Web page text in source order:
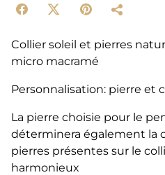
Collier soleil et pierres
micro macramé
Personnalisation: pierre et
La pierre choisie pour le
déterminera également la
pierres présentes sur le
harmonieux